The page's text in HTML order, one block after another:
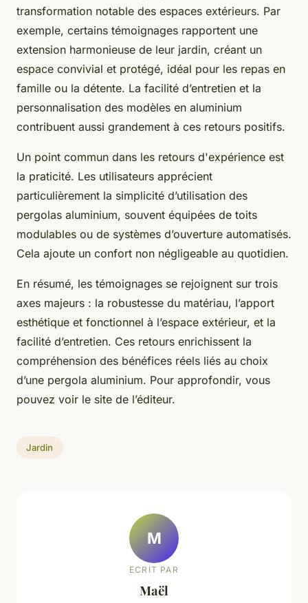
transformation notable des espaces extérieurs. Par
exemple, certains témoignages rapportent une
extension harmonieuse de leur jardin, créant un
espace convivial et protégé, idéal pour les repas en
famille ou la détente. La facilité d’entretien et la
personnalisation des modèles en aluminium
contribuent aussi grandement à ces retours positifs.
Un point commun dans les retours d'expérience est
la praticité. Les utilisateurs apprécient
particulièrement la simplicité d’utilisation des
pergolas aluminium, souvent équipées de toits
modulables ou de systèmes d’ouverture automatisés.
Cela ajoute un confort non négligeable au quotidien.
En résumé, les témoignages se rejoignent sur trois
axes majeurs : la robustesse du matériau, l’apport
esthétique et fonctionnel à l’espace extérieur, et la
facilité d’entretien. Ces retours enrichissent la
compréhension des bénéfices réels liés au choix
d’une pergola aluminium. Pour approfondir, vous
pouvez voir le site de l’éditeur.
Jardin
M
ECRIT PAR
Maël